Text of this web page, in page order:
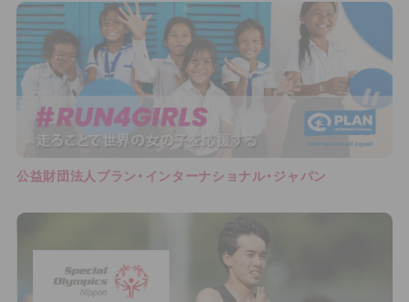
公益財団法人プラン・インターナショナル・ジャパン